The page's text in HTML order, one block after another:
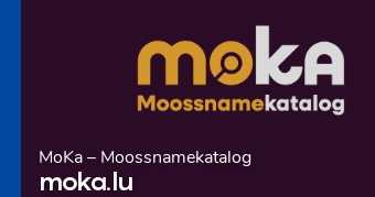
MoKa – Moossnamekatalog
moka.lu